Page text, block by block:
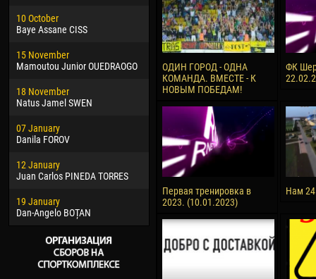
10 October
Baye Assane CISS
15 November
Mamoutou Junior OUEDRAOGO
18 November
Natus Jamel SWEN
07 January
Danila FOROV
12 January
Juan Carlos PINEDA TORRES
19 January
Dan-Angelo BOȚAN
02 March
Veaceslav COZMA
09 March
Emmanuel AFETSE
20 March
Jayder Moreno ASPRILLA
22 March
Samba KONÉ
26 March
Vitor Hugo Morais de OLIVEIRA
28 March
Raí LOPES DE OLIVEIRA
24
28
10
15
17
ОДИН ГОРОД - ОДНА
КОМАНДА. ВМЕСТЕ - К
НОВЫМ ПОБЕДАМ!
ФК
Первая тренировка в
2023. (10.01.2023)
Нам